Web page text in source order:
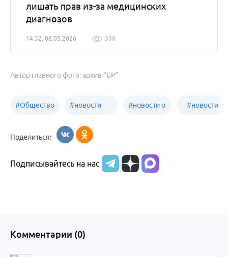
лишать прав из-за медицинских
диагнозов
14:32, 08.05.2026 398
Автор главного фото: архив "БР"
#Общество #новости
образования
#новости о
Алтайского
#новости
Поделиться:
Подписывайтесь на нас
Комментарии (0)